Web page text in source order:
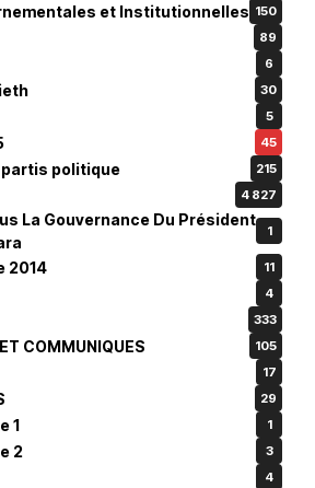
et Institutionnelles 150
89
6
30
5
45
partis politique 215
4 827
La Gouvernance Du Président
1
2014 11
4
333
COMMUNIQUES 105
17
29
1 1
2 3
4